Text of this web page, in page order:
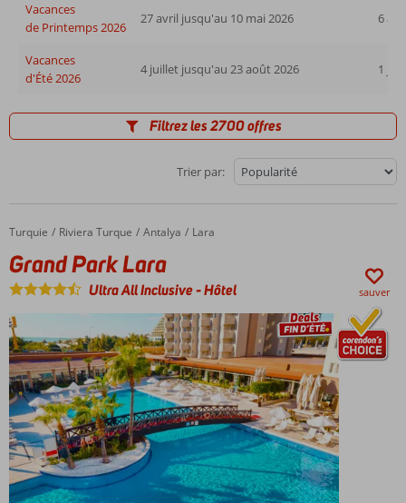
Vacances
de Printemps 2026
27 avril jusqu'au 10 mai 2026 6
Vacances
d'Été 2026
4 juillet jusqu'au 23 août 2026 1
Filtrez les 2700 offres
Trier par:
Accueil
Turquie Riviera Turque Antalya Lara
Grand Park Lara
Grand Park Lara
Ultra All Inclusive-Hôtel sauver